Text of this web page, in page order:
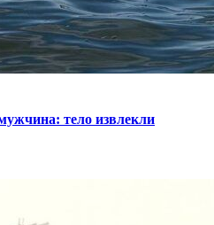
тело извлекли